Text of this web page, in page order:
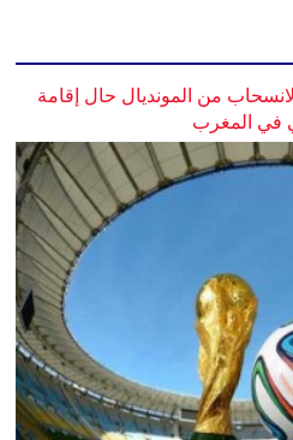
من المونديال حال إقامة
في المغرب